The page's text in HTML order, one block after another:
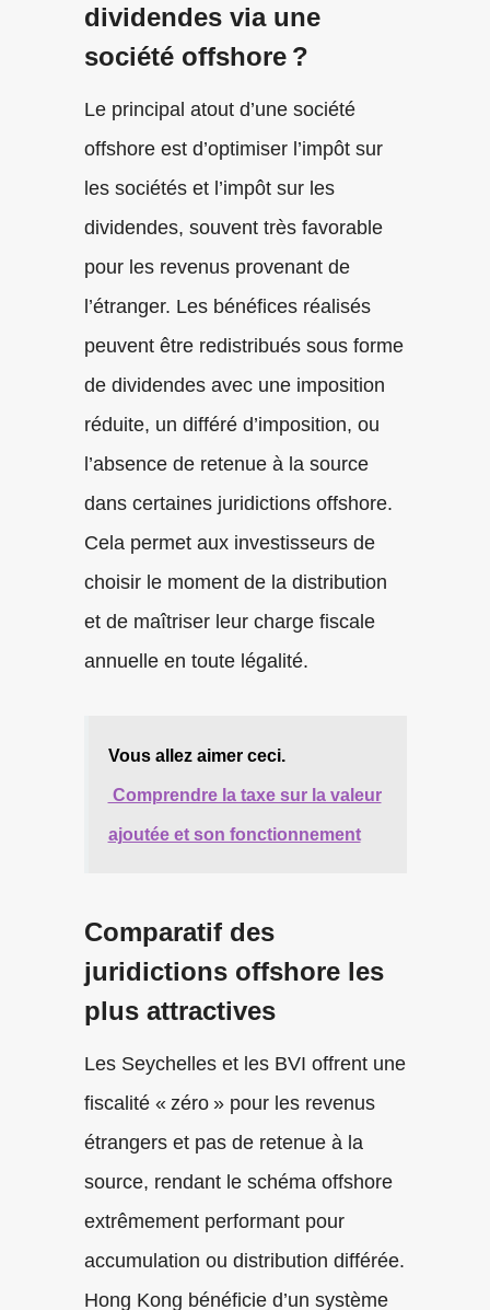
dividendes via une
société offshore ?
Le principal atout d’une société
offshore est d’optimiser l’impôt sur
les sociétés et l’impôt sur les
dividendes, souvent très favorable
pour les revenus provenant de
l’étranger. Les bénéfices réalisés
peuvent être redistribués sous forme
de dividendes avec une imposition
réduite, un différé d’imposition, ou
l’absence de retenue à la source
dans certaines juridictions offshore.
Cela permet aux investisseurs de
choisir le moment de la distribution
et de maîtriser leur charge fiscale
annuelle en toute légalité.
Vous allez aimer ceci.
Comprendre la taxe sur la valeur
ajoutée et son fonctionnement
Comparatif des
juridictions offshore les
plus attractives
Les Seychelles et les BVI offrent une
fiscalité « zéro » pour les revenus
étrangers et pas de retenue à la
source, rendant le schéma offshore
extrêmement performant pour
accumulation ou distribution différée.
Hong Kong bénéficie d’un système